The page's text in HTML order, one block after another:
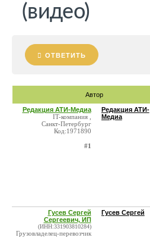
(видео)
ОТВЕТИТЬ
Автор
Редакция АТИ-Медиа
IT-компания ,
Санкт-Петербург
Код:1971890
#1
Редакция АТИ-
Медиа
Гусев Сергей
Сергеевич, ИП
(ИНН:331903810284)
Грузовладелец-перевозчик
Гусев Сергей